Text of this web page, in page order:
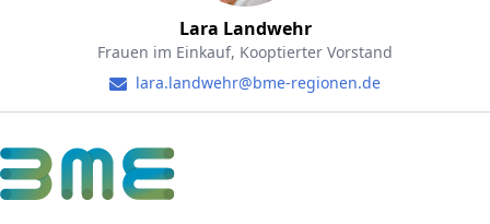
Lara Landwehr
Frauen im Einkauf, Kooptierter Vorstand
lara.landwehr@bme-regionen.de